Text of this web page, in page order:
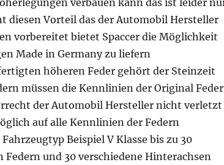
verbauen kann das ist leider
diesen Vorteil das der Automobil Hersteller
vorbereitet bietet Spaccer die Möglichkeit
Made in Germany zu liefern
höheren Feder gehört der Steinzeit
müssen die Kennlinien der Original
der Automobil Hersteller nicht verletzt
auf alle Kennlinien der Federn
Beispiel V Klasse bis zu 30
Federn und 30 verschiedene Hinterachsen